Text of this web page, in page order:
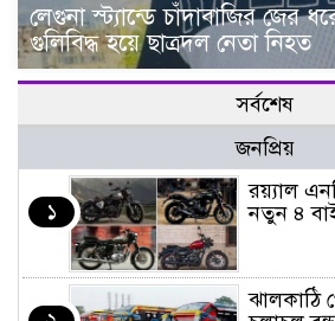
লেগুনা স্ট্যান্ডে চাঁদাবাজির জের
গুলিবিদ্ধ হয়ে ছাত্রদল নেতা নিহত
সর্বশেষ
জনপ্রিয়
১
র‌য়্যাল
নতুন ৪
ঝালকাঠি